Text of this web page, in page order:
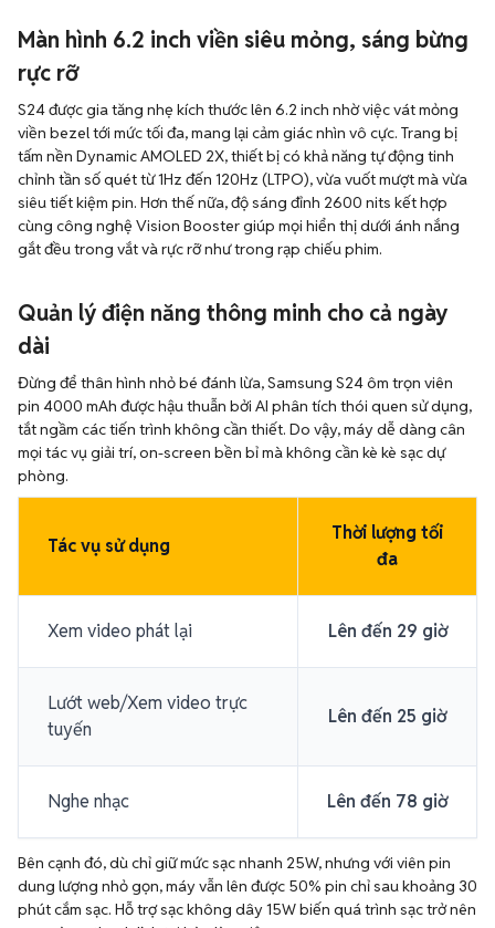
Màn hình 6.2 inch viền siêu mỏng, sáng bừng
rực rỡ
S24 được gia tăng nhẹ kích thước lên 6.2 inch nhờ việc vát mỏng
viền bezel tới mức tối đa, mang lại cảm giác nhìn vô cực. Trang bị
tấm nền Dynamic AMOLED 2X, thiết bị có khả năng tự động tinh
chỉnh tần số quét từ 1Hz đến 120Hz (LTPO), vừa vuốt mượt mà vừa
siêu tiết kiệm pin. Hơn thế nữa, độ sáng đỉnh 2600 nits kết hợp
cùng công nghệ Vision Booster giúp mọi hiển thị dưới ánh nắng
gắt đều trong vắt và rực rỡ như trong rạp chiếu phim.
Quản lý điện năng thông minh cho cả ngày
dài
Đừng để thân hình nhỏ bé đánh lừa, Samsung S24 ôm trọn viên
pin 4000 mAh được hậu thuẫn bởi AI phân tích thói quen sử dụng,
tắt ngầm các tiến trình không cần thiết. Do vậy, máy dễ dàng cân
mọi tác vụ giải trí, on-screen bền bỉ mà không cần kè kè sạc dự
phòng.
Tác vụ sử dụng
Thời lượng tối
đa
Xem video phát lại Lên đến 29 giờ
Lướt web/Xem video trực
tuyến
Lên đến 25 giờ
Nghe nhạc Lên đến 78 giờ
Bên cạnh đó, dù chỉ giữ mức sạc nhanh 25W, nhưng với viên pin
dung lượng nhỏ gọn, máy vẫn lên được 50% pin chỉ sau khoảng 30
phút cắm sạc. Hỗ trợ sạc không dây 15W biến quá trình sạc trở nên